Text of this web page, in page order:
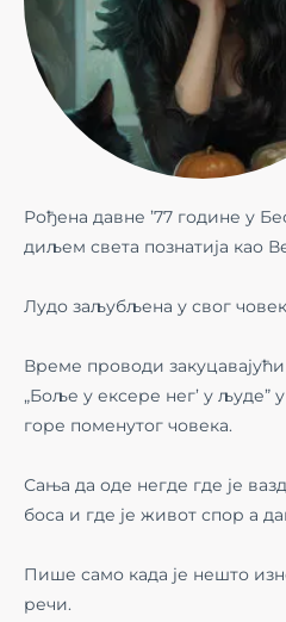
Рођена давне ’77 године у
диљем света познатија као
Лудо заљубљена у свог
Време проводи
„Боље у ексере нег’ у људе”
горе поменутог човека.
Сања да оде негде где је
боса и где је живот спор а
Пише само када је нешто
речи.